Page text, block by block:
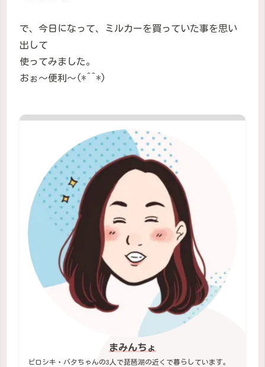
で、今日になって、ミルカーを買っていた事を思い
出して
使ってみました。
おぉ〜便利〜(*^^*)
まみんちょ
ピロシキ・バタちゃんの3人で琵琶湖の近くで暮らしています。